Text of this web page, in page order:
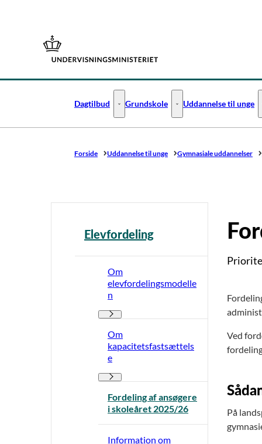
Gå til forsiden
Dagtilbud Dagtilbud - Flere links
Grundskole Grundskole - Flere links
Uddannelse til unge
Forside Uddannelse til unge Gymnasiale uddannelser
Elevfordeling
Om
elevfordelingsmodelle
n
Om elevfordelingsmodellen - Flere links
Om
kapacitetsfastsættels
e
Om kapacitetsfastsættelse - Flere links
Fordeling af ansøgere
i skoleåret 2025/26
Information om
Ved
På